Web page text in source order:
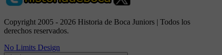
Copyright 2005 - 2026 Historia de Boca Juniors | Todos los
derechos reservados.
No Limits Design